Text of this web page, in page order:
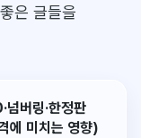
은 글들을
버링·한정판
에 미치는 영향)